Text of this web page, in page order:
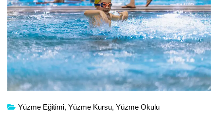
Yüzme Eğitimi, Yüzme Kursu, Yüzme Okulu